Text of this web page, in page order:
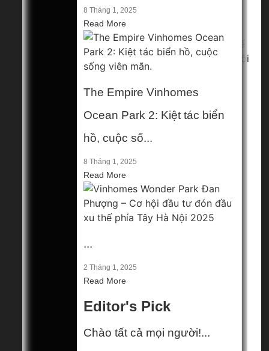
...
26 Tháng 12, 2024
8 Tháng 1, 2025
Read More
The Empire Vinhomes
Ocean Park 2: Kiệt tác biển
hồ, cuộc số...
8 Tháng 1, 2025
Read More
...
2 Tháng 1, 2025
Read More
Editor's Pick
Chào tất cả mọi người!...